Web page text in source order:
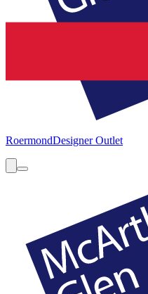
RoermondDesigner Outlet